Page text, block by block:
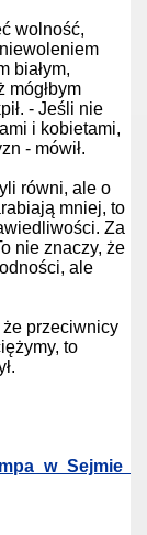
wolność,
białym,
mógłbym
- Jeśli nie
i kobietami,
- mówił.
równi, ale o
mniej, to
Za
nie znaczy, że
ale
że przeciwnicy
to